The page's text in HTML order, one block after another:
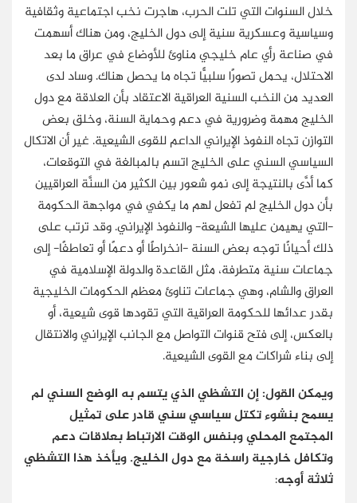
خلال السنوات التي تلت الحرب، هاجرت نخب اجتماعية وثقافية
وسياسية وعسكرية سنية إلى دول الخليج، ومن هناك أسهمت
في صناعة رأي عام خليجي مناوئ للأوضاع في عراق ما بعد
الاحتلال، يحمل تصورًا سلبيًّا تجاه ما يحصل هناك. وساد لدى
العديد من النخب السنية العراقية الاعتقاد بأن العلاقة مع دول
الخليج مهمة وضرورية في دعم وحماية السنة، وخلق بعض
التوازن تجاه النفوذ الإيراني الداعم للقوى الشيعية. غير أن الاتكال
السياسي السني على الخليج اتسم بالمبالغة في التوقعات،
كما أدَّى بالنتيجة إلى نمو شعور بين الكثير من السنَّة العراقيين
بأن دول الخليج لم تفعل لهم ما يكفي في مواجهة الحكومة
-التي يهيمن عليها الشيعة- والنفوذ الإيراني. وقد ترتب على
ذلك أحيانًا توجه بعض السنة -انخراطًا أو دعمًا أو تعاطفًا- إلى
جماعات سنية متطرفة، مثل القاعدة والدولة الإسلامية في
العراق والشام، وهي جماعات تناوئ معظم الحكومات الخليجية
بقدر عدائها للحكومة العراقية التي تقودها قوى شيعية، أو
بالعكس، إلى فتح قنوات التواصل مع الجانب الإيراني والانتقال
إلى بناء شراكات مع القوى الشيعية.
ويمكن القول: إن التشظي الذي يتسم به الوضع السني لم
يسمح بنشوء تكتل سياسي سني قادر على تمثيل
المجتمع المحلي وبنفس الوقت الارتباط بعلاقات دعم
وتكافل خارجية راسخة مع دول الخليج. ويأخذ هذا التشظي
ثلاثة أوجه: